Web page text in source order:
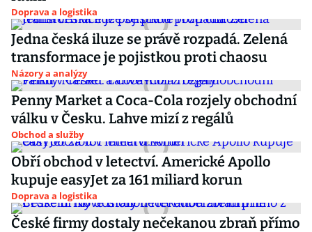
Doprava a logistika
Jedna česká iluze se právě rozpadá. Zelená
transformace je pojistkou proti chaosu
Názory a analýzy
Penny Market a Coca-Cola rozjely obchodní
válku v Česku. Lahve mizí z regálů
Obchod a služby
Obří obchod v letectví. Americké Apollo
kupuje easyJet za 161 miliard korun
Doprava a logistika
České firmy dostaly nečekanou zbraň přímo